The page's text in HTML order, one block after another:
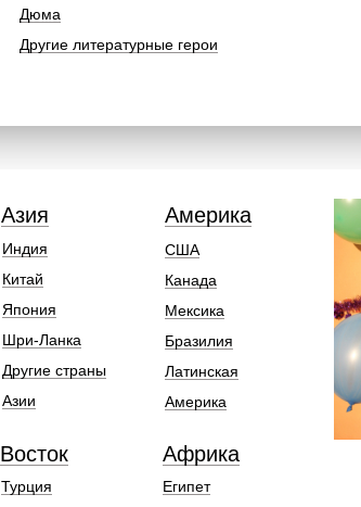
Дюма
Другие литературные герои
Египет
Африка
США
Канада
Мексика
Бразилия
Латинская
Америка
Америка
Индия
Китай
Япония
Шри-Ланка
Другие страны
Азии
Азия
Восток
Турция